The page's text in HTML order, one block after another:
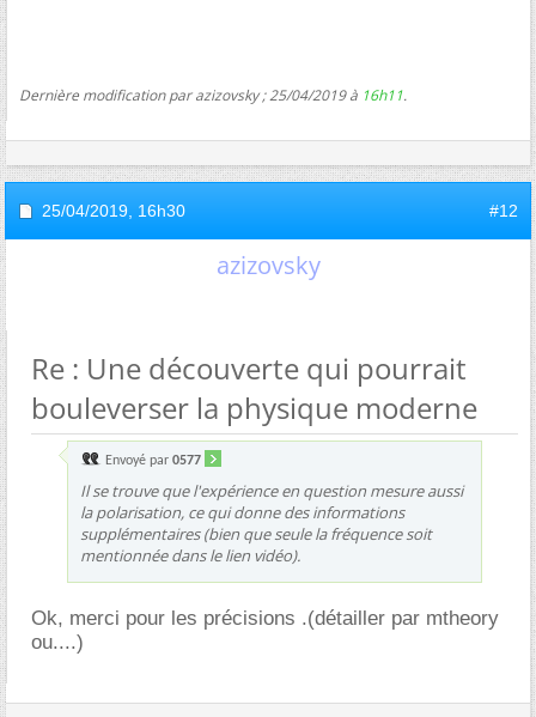
Dernière modification par azizovsky ; 25/04/2019 à 16h11.
25/04/2019, 16h30 #12
azizovsky
Re : Une découverte qui pourrait
bouleverser la physique moderne
Envoyé par 0577
Il se trouve que l'expérience en question mesure aussi
la polarisation, ce qui donne des informations
supplémentaires (bien que seule la fréquence soit
mentionnée dans le lien vidéo).
Ok, merci pour les précisions .(détailler par mtheory
ou....)